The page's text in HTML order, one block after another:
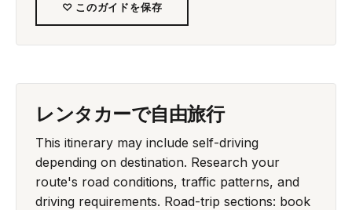
♡ このガイドを保存
レンタカーで自由旅行
This itinerary may include self-driving
depending on destination. Research your
route's road conditions, traffic patterns, and
driving requirements. Road-trip sections: book